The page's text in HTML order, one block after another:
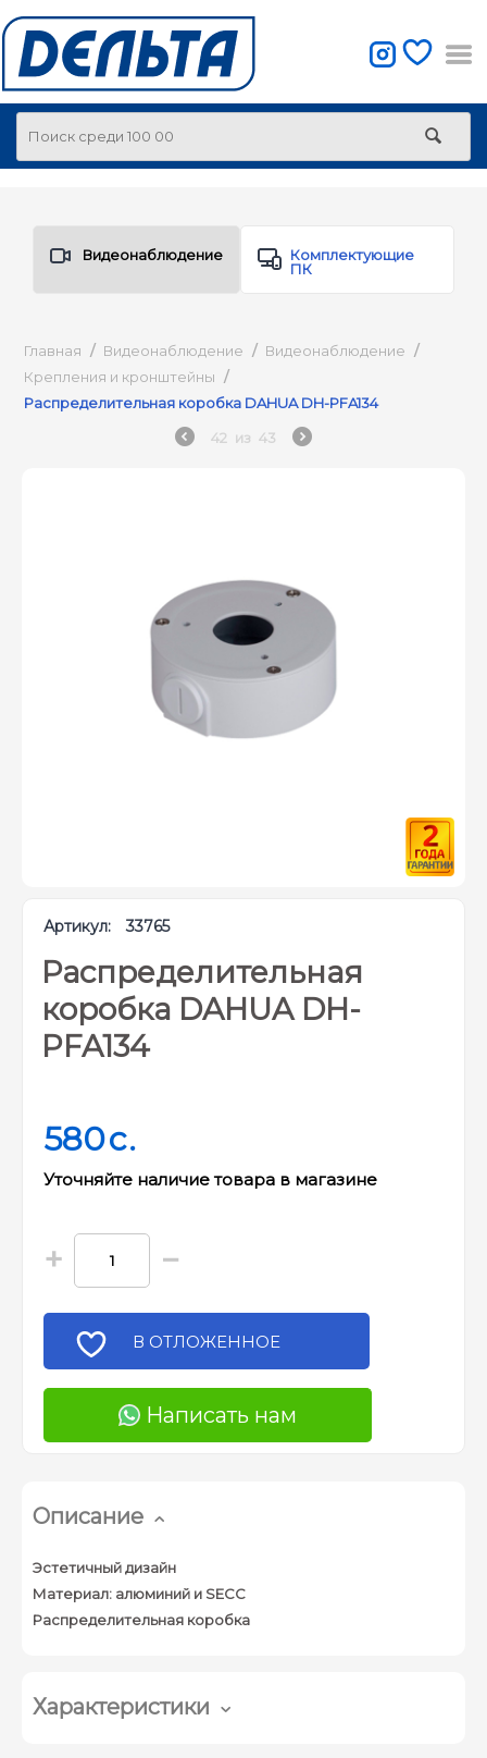
Видеонаблюдение
Комплектующие
ПК
Главная / Видеонаблюдение / Видеонаблюдение /
Крепления и кронштейны /
Распределительная коробка DAHUA DH-PFA134
42 из 43
Артикул: 33765
Распределительная
коробка DAHUA DH-
PFA134
580c.
Уточняйте наличие товара в магазине
+ −
В ОТЛОЖЕННОЕ
Написать нам
Описание
Эстетичный дизайн
Материал: алюминий и SECC
Распределительная коробка
Характеристики